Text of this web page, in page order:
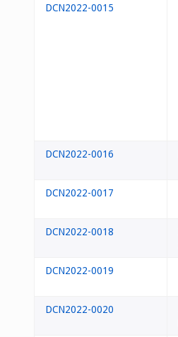
DCN2022-0015
DCN2022-0016
DCN2022-0017
DCN2022-0018
DCN2022-0019
DCN2022-0020